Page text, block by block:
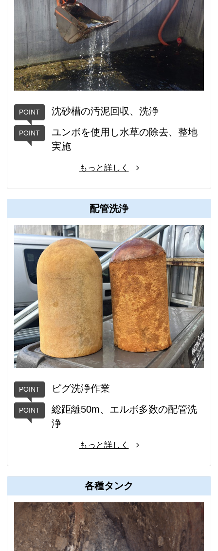
沈砂槽の汚泥回収、洗浄
ユンボを使用し水草の除去、整地
実施
もっと詳しく
配管洗浄
ピグ洗浄作業
総距離50m、エルボ多数の配管洗
浄
もっと詳しく
各種タンク